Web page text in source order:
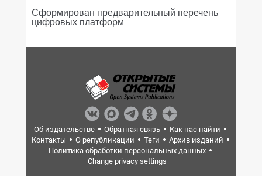
Сформирован предварительный перечень
цифровых платформ
Об издательстве Обратная связь
Как нас найти
Контакты
О републикации Теги
Архив изданий
Политика обработки персональных данных
Change privacy settings